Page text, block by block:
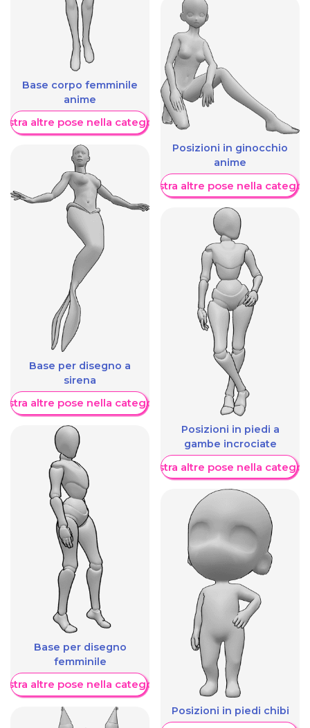
Base corpo femminile
anime
altre pose nella categoria
Base per disegno a
sirena
altre pose nella categoria
Base per disegno
femminile
altre pose nella categoria
Posizioni in ginocchio
anime
Mostra altre pose nella
Posizioni in piedi a
gambe incrociate
Mostra altre pose nella
Posizioni in piedi chibi